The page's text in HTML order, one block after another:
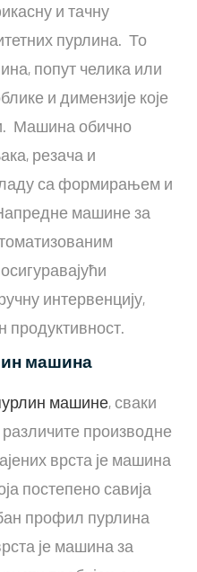
и тачну
пурлина. То
попут челика или
и димензије које
Машина обично
резача и
са формирањем и
машине за
интервенцију,
продуктивност.
машина
машине, сваки
производне
врста је машина
постепено савија
профил пурлина
је машина за